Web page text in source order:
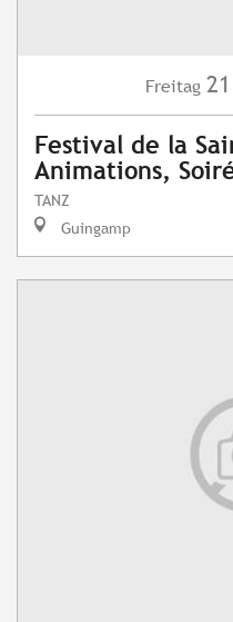
Freitag
Festival de la
Animations,
TANZ
Guingamp